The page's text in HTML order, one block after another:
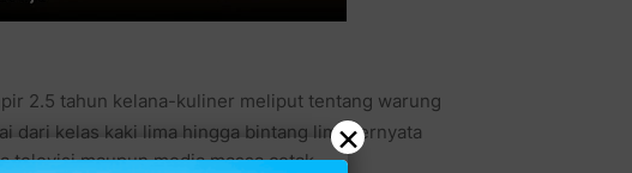
2.5 tahun kelana-kuliner meliput tentang warung
dari kelas kaki lima hingga bintang lima ternyata
televisi maupun media massa cetak.
×